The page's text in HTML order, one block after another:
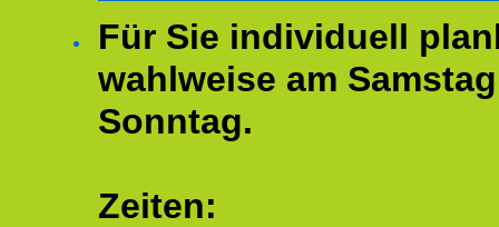
Für Sie individuell
wahlweise am
Sonntag.
Zeiten: